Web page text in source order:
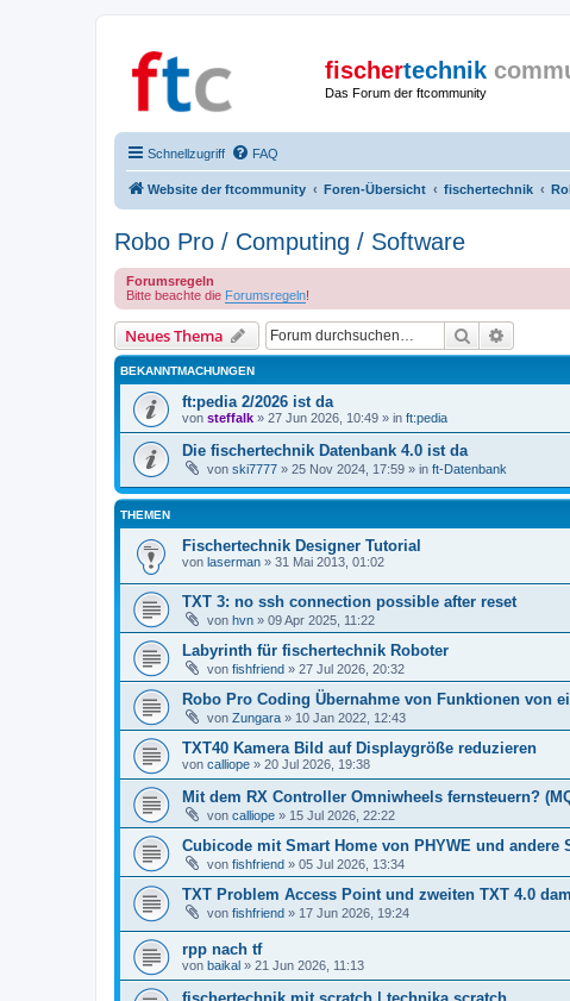
fischertechnik
Das Forum der ftcommunity
Schnellzugriff FAQ
Website der ftcommunity Foren-Übersicht fischertechnik
Robo Pro / Computing / Software
Forumsregeln
Bitte beachte die Forumsregeln!
Neues Thema Suche
BEKANNTMACHUNGEN
ft:pedia 2/2026 ist da
von steffalk » 27 Jun 2026, 10:49 » in ft:pedia
Die fischertechnik Datenbank 4.0 ist da
von ski7777 » 25 Nov 2024, 17:59 » in ft-Datenbank
THEMEN
Fischertechnik Designer Tutorial
von laserman » 31 Mai 2013, 01:02
TXT 3: no ssh connection possible after reset
von hvn » 09 Apr 2025, 11:22
Labyrinth für fischertechnik Roboter
von fishfriend » 27 Jul 2026, 20:32
Robo Pro Coding Übernahme von Funktionen von
von Zungara » 10 Jan 2022, 12:43
TXT40 Kamera Bild auf Displaygröße reduzieren
von calliope » 20 Jul 2026, 19:38
Mit dem RX Controller Omniwheels fernsteuern?
von calliope » 15 Jul 2026, 22:22
Cubicode mit Smart Home von PHYWE und andere
von fishfriend » 05 Jul 2026, 13:34
TXT Problem Access Point und zweiten TXT 4.0
von fishfriend » 17 Jun 2026, 19:24
rpp nach tf
von baikal » 21 Jun 2026, 11:13